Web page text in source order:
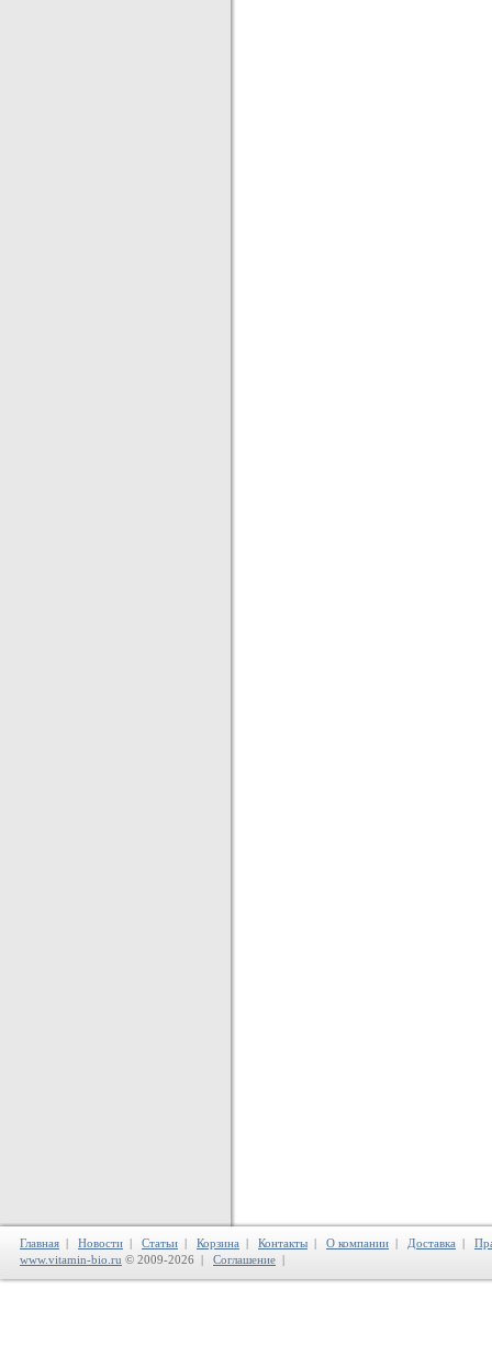
Главная | Новости | Статьи | Корзина | Контакты | О компании | Доставка |
www.vitamin-bio.ru © 2009-2026 | Соглашение |